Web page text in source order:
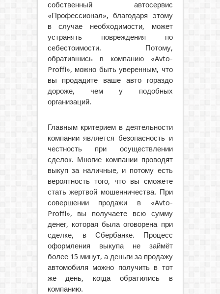
собственный автосервис
«Профессионал», благодаря этому
в случае необходимости, может
устранять повреждения по
себестоимости. Потому,
обратившись в компанию «Avto-
Proffi», можно быть уверенным, что
вы продадите ваше авто гораздо
дороже, чем у подобных
организаций.
Главным критерием в деятельности
компании является безопасность и
честность при осуществлении
сделок. Многие компании проводят
выкуп за наличные, и потому есть
вероятность того, что вы сможете
стать жертвой мошенничества. При
совершении продажи в «Avto-
Proffi», вы получаете всю сумму
денег, которая была оговорена при
сделке, в Сбербанке. Процесс
оформления выкупа не займёт
более 15 минут, а деньги за продажу
автомобиля можно получить в тот
же день, когда обратились в
компанию.